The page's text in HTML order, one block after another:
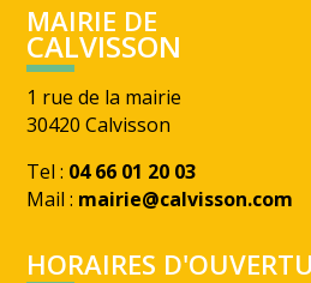
MAIRIE DE
CALVISSON
1 rue de la mairie
30420 Calvisson
Tel : 04 66 01 20 03
Mail : mairie@calvisson.com
HORAIRES